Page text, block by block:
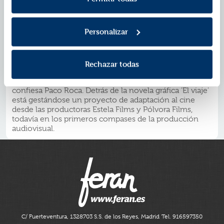
Personalizar
Rechazar todas
de verismo a la trama, el autor valenciano, que meses
tierras patagónicas, donde ubica la historia para
meramente circunstancial, una historia que podía
transcurrir allí como en otro lugar rural de difícil
convirtiendo en todo un personaje principal más?,
confiesa Paco Roca. Detrás de la novela gráfica 'El viaje'
está gestándose un proyecto de adaptación al cine
desde las productoras Estela Films y Pólvora Films,
todavía en los primeros compases de la producción
audiovisual.
C/ Fuerteventura, 1328703 S.S. de los Reyes, Madrid Tel. 916597350